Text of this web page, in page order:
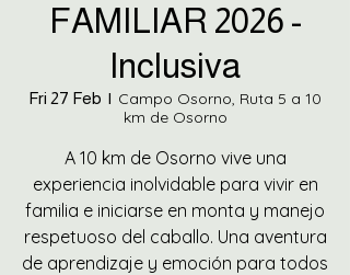
FAMILIAR 2026 -
Inclusiva
Fri 27 Feb
  |
Campo Osorno, Ruta 5 a 10
km de Osorno
A 10 km de Osorno vive una
experiencia inolvidable para vivir en
familia e iniciarse en monta y manejo
respetuoso del caballo. Una aventura
de aprendizaje y emoción para todos